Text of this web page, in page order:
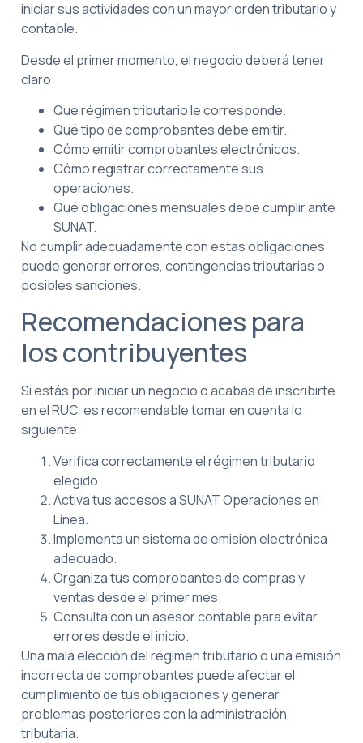
iniciar sus actividades con un mayor orden tributario y
contable.
Desde el primer momento, el negocio deberá tener
claro:
Qué régimen tributario le corresponde.
Qué tipo de comprobantes debe emitir.
Cómo emitir comprobantes electrónicos.
Cómo registrar correctamente sus
operaciones.
Qué obligaciones mensuales debe cumplir ante
SUNAT.
No cumplir adecuadamente con estas obligaciones
puede generar errores, contingencias tributarias o
posibles sanciones.
Recomendaciones para
los contribuyentes
Si estás por iniciar un negocio o acabas de inscribirte
en el RUC, es recomendable tomar en cuenta lo
siguiente:
Verifica correctamente el régimen tributario
elegido.
Activa tus accesos a SUNAT Operaciones en
Línea.
Implementa un sistema de emisión electrónica
adecuado.
Organiza tus comprobantes de compras y
ventas desde el primer mes.
Consulta con un asesor contable para evitar
errores desde el inicio.
Una mala elección del régimen tributario o una emisión
incorrecta de comprobantes puede afectar el
cumplimiento de tus obligaciones y generar
problemas posteriores con la administración
tributaria.